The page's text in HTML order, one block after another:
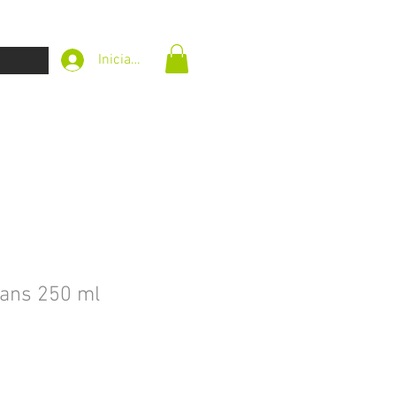
Iniciar sesión
250 ml